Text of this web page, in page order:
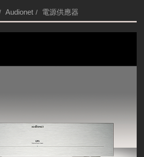
Audionet 電源供應器